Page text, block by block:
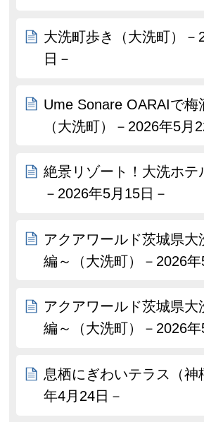
大洗町歩き（大洗町）－
日－
Ume Sonare OARAIで梅
（大洗町）－2026年5月
絶景リゾート！大洗ホテ
－2026年5月15日－
アクアワールド茨城県大
編～（大洗町）－2026年
アクアワールド茨城県大
編～（大洗町）－2026年
息栖にぎわいテラス（神
年4月24日－